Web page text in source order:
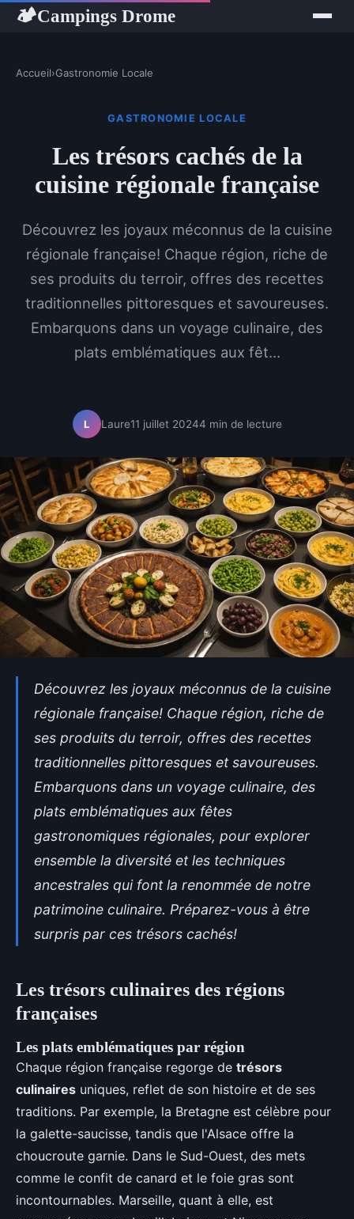
🏕Campings Drome
Accueil›Gastronomie Locale
GASTRONOMIE LOCALE
Les trésors cachés de la
cuisine régionale française
Découvrez les joyaux méconnus de la cuisine
régionale française! Chaque région, riche de
ses produits du terroir, offres des recettes
traditionnelles pittoresques et savoureuses.
Embarquons dans un voyage culinaire, des
plats emblématiques aux fêt...
L Laure11 juillet 20244 min de lecture
Découvrez les joyaux méconnus de la cuisine
régionale française! Chaque région, riche de
ses produits du terroir, offres des recettes
traditionnelles pittoresques et savoureuses.
Embarquons dans un voyage culinaire, des
plats emblématiques aux fêtes
gastronomiques régionales, pour explorer
ensemble la diversité et les techniques
ancestrales qui font la renommée de notre
patrimoine culinaire. Préparez-vous à être
surpris par ces trésors cachés!
Les trésors culinaires des régions
françaises
Les plats emblématiques par région
Chaque région française regorge de trésors
culinaires uniques, reflet de son histoire et de ses
traditions. Par exemple, la Bretagne est célèbre pour
la galette-saucisse, tandis que l'Alsace offre la
choucroute garnie. Dans le Sud-Ouest, des mets
comme le confit de canard et le foie gras sont
incontournables. Marseille, quant à elle, est